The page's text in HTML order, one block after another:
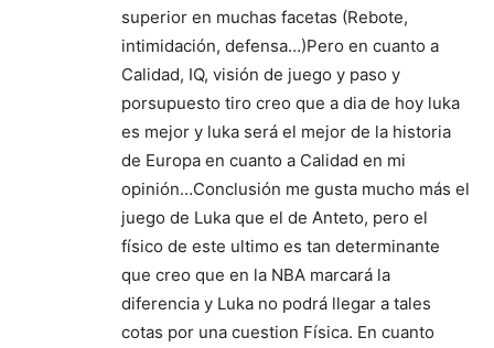
superior en muchas facetas (Rebote,
intimidación, defensa…)Pero en cuanto a
Calidad, IQ, visión de juego y paso y
porsupuesto tiro creo que a dia de hoy luka
es mejor y luka será el mejor de la historia
de Europa en cuanto a Calidad en mi
opinión…Conclusión me gusta mucho más el
juego de Luka que el de Anteto, pero el
físico de este ultimo es tan determinante
que creo que en la NBA marcará la
diferencia y Luka no podrá llegar a tales
cotas por una cuestion Física. En cuanto